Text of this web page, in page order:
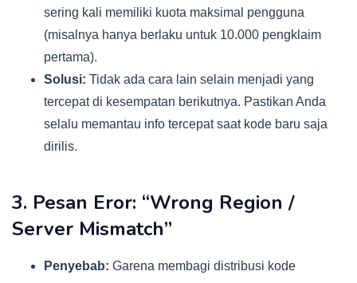
sering kali memiliki kuota maksimal pengguna
(misalnya hanya berlaku untuk 10.000 pengklaim
pertama).
Solusi: Tidak ada cara lain selain menjadi yang
tercepat di kesempatan berikutnya. Pastikan Anda
selalu memantau info tercepat saat kode baru saja
dirilis.
3. Pesan Eror: “Wrong Region /
Server Mismatch”
Penyebab: Garena membagi distribusi kode